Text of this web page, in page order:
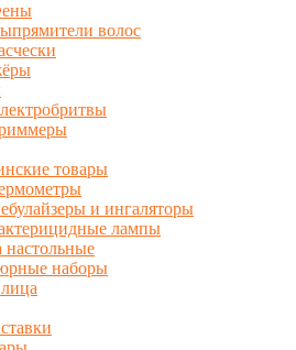
волос
товары
и ингаляторы
лампы
настольные
наборы